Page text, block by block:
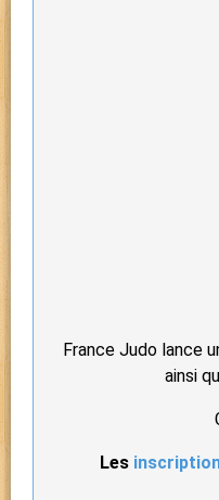
France Judo lance
ainsi
Les